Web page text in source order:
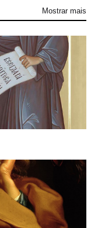
Mostrar mais